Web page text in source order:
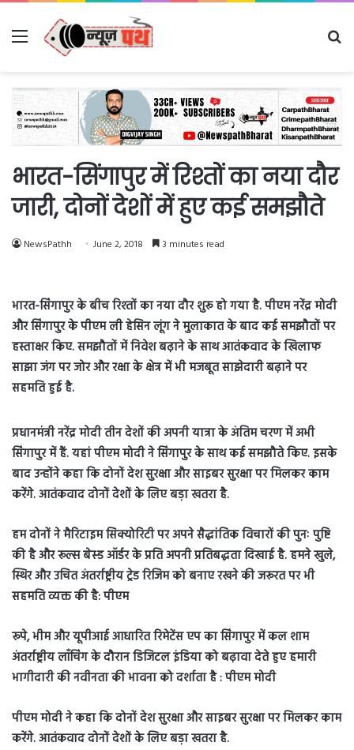
Menu
भारत-सिंगापुर में रिश्तों का नया दौर
जारी, दोनों देशों में हुए कई समझौते
NewsPathh June 2, 2018 3 minutes read
भारत-सिंगापुर के बीच रिश्तों का नया दौर शुरू हो गया है. पीएम नरेंद्र मोदी
और सिंगापुर के पीएम ली हेसिन लूंग ने मुलाकात के बाद कई समझौतों पर
हस्ताक्षर किए. समझौतों में निवेश बढ़ाने के साथ आतंकवाद के खिलाफ
साझा जंग पर जोर और रक्षा के क्षेत्र में भी मजबूत साझेदारी बढ़ाने पर
सहमति हुई है.
प्रधानमंत्री नरेंद्र मोदी तीन देशों की अपनी यात्रा के अंतिम चरण में अभी
सिंगापुर में हैं. यहां पीएम मोदी ने सिंगापुर के साथ कई समझौते किए. इसके
बाद उन्होंने कहा कि दोनों देश सुरक्षा और साइबर सुरक्षा पर मिलकर काम
करेंगे. आतंकवाद दोनों देशों के लिए बड़ा खतरा है.
हम दोनों ने मैरिटाइम सिक्योरिटी पर अपने सैद्धांतिक विचारों की पुनः पुष्टि
की है और रूल्स बेस्ड ऑर्डर के प्रति अपनी प्रतिबद्धता दिखाई है. हमने खुले,
स्थिर और उचित अंतर्राष्ट्रीय ट्रेड रिजिम को बनाए रखने की जरूरत पर भी
सहमति व्यक्त की है: पीएम
रूपे, भीम और यूपीआई आधारित रिमेटेंस एप का सिंगापुर में कल शाम
अंतर्राष्ट्रीय लॉंचिंग के दौरान डिजिटल इंडिया को बढ़ावा देते हुए हमारी
भागीदारी की नवीनता की भावना को दर्शाता है : पीएम मोदी
पीएम मोदी ने कहा कि दोनों देश सुरक्षा और साइबर सुरक्षा पर मिलकर काम
करेंगे. आतंकवाद दोनों देशों के लिए बड़ा खतरा है.